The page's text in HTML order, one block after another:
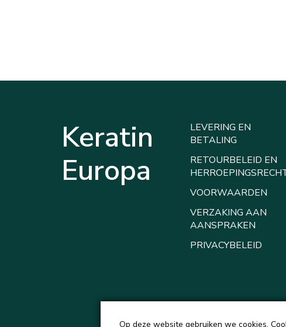
Keratin
Europa
LEVERING EN
BETALING
RETOURBELEID EN
VOORWAARDEN
VERZAKING AAN
AANSPRAKEN
PRIVACYBELEID
Op deze website gebruiken we cookies.